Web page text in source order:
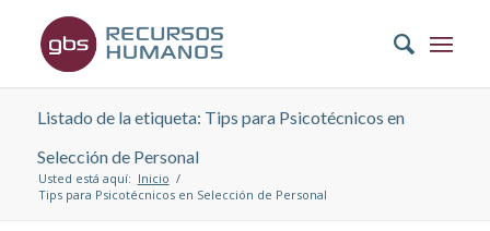
Listado de la etiqueta: Tips para Psicotécnicos en
Selección de Personal
Usted está aquí: Inicio /
Tips para Psicotécnicos en Selección de Personal